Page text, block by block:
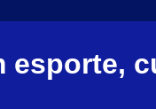
esporte,